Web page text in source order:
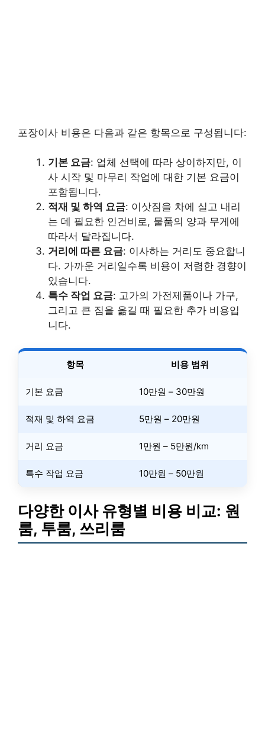
포장이사 비용은 다음과 같은 항목으로 구성됩니다:
기본 요금: 업체 선택에 따라 상이하지만, 이
사 시작 및 마무리 작업에 대한 기본 요금이
포함됩니다.
적재 및 하역 요금: 이삿짐을 차에 실고 내리
는 데 필요한 인건비로, 물품의 양과 무게에
따라서 달라집니다.
거리에 따른 요금: 이사하는 거리도 중요합니
다. 가까운 거리일수록 비용이 저렴한 경향이
있습니다.
특수 작업 요금: 고가의 가전제품이나 가구,
그리고 큰 짐을 옮길 때 필요한 추가 비용입
니다.
항목 비용 범위
기본 요금 10만원 – 30만원
적재 및 하역 요금 5만원 – 20만원
거리 요금 1만원 – 5만원/km
특수 작업 요금 10만원 – 50만원
다양한 이사 유형별 비용 비교: 원
룸, 투룸, 쓰리룸